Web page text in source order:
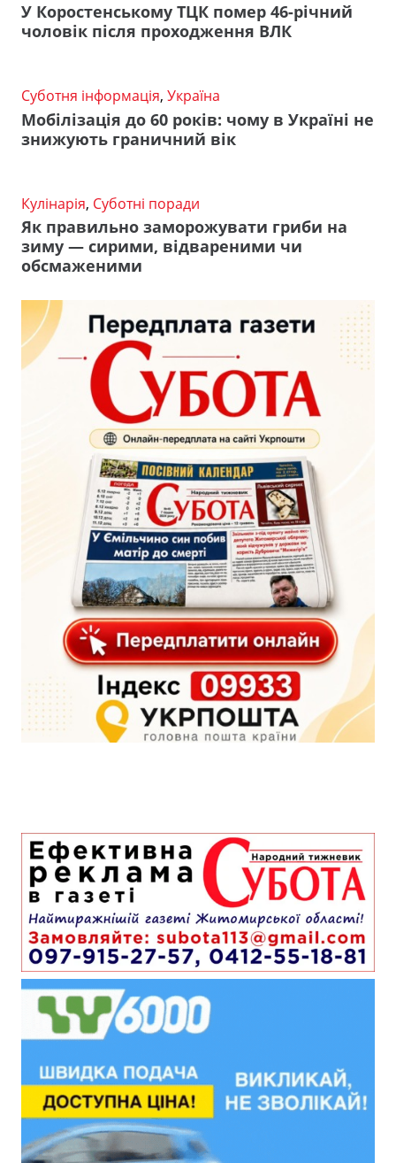
У Коростенському ТЦК помер 46-річний
чоловік після проходження ВЛК
Суботня інформація, Україна
Мобілізація до 60 років: чому в Україні не
знижують граничний вік
Кулінарія, Суботні поради
Як правильно заморожувати гриби на
зиму — сирими, відвареними чи
обсмаженими